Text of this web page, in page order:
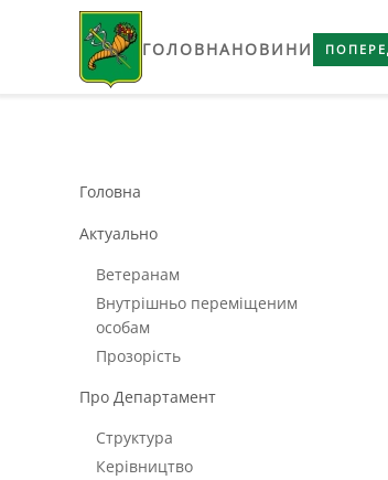
Skip to main content
ГОЛОВНАНОВИНИ
Головна
Актуально
Ветеранам
Внутрішньо переміщеним
особам
Прозорість
Про Департамент
Структура
Керівництво